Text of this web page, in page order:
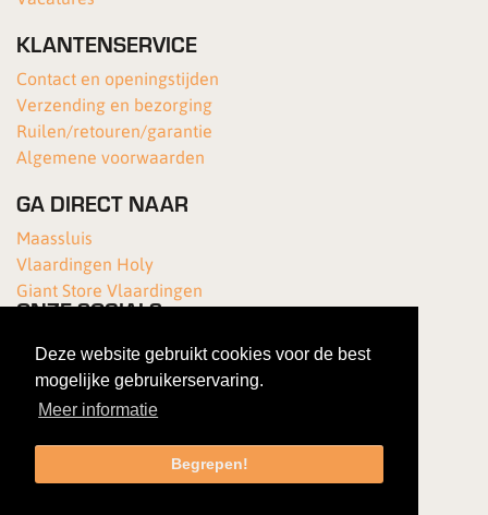
Deze website gebruikt cookies voor de best
mogelijke gebruikerservaring.
Meer informatie
Begrepen!
KLANTENSERVICE
Contact en openingstijden
Verzending en bezorging
Ruilen/retouren/garantie
Algemene voorwaarden
GA DIRECT NAAR
Maassluis
Vlaardingen Holy
Giant Store Vlaardingen
ONZE SOCIALS
Copyright 2026 Van Kortenhof Fietsen